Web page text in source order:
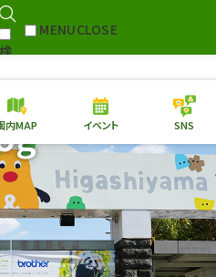
検
MENUCLOSE
本日の開園情報 チケ
園内MAP イベント
総合案内
動物園 植物園
内MAP イベント SNS